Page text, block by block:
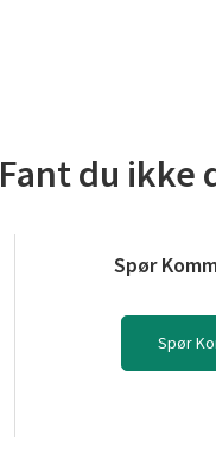
Fant du ikke
Spør
Spør